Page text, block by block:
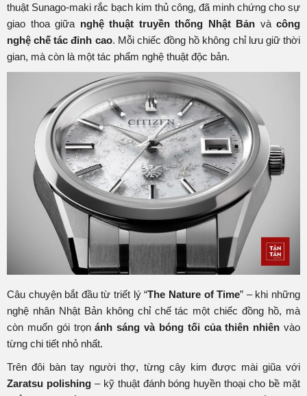
thuật Sunago-maki rắc bạch kim thủ công, đã minh chứng cho sự
giao thoa giữa nghệ thuật truyền thống Nhật Bản và công
nghệ chế tác đỉnh cao. Mỗi chiếc đồng hồ không chỉ lưu giữ thời
gian, mà còn là một tác phẩm nghệ thuật độc bản.
Câu chuyện bắt đầu từ triết lý “The Nature of Time” – khi những
nghệ nhân Nhật Bản không chỉ chế tác một chiếc đồng hồ, mà
còn muốn gói trọnánh sáng và bóng tối của thiên nhiên vào
từng chi tiết nhỏ nhất.
Trên đôi bàn tay người thợ, từng cây kim được mài giũa với
Zaratsu polishing– kỹ thuật đánh bóng huyền thoại cho bề mặt